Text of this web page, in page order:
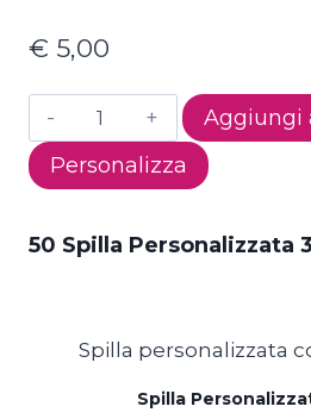
€ 5,00
50
Spilla
Personalizzata
quantità
Aggiungi
Personalizza
50 Spilla Personalizzata
Spilla personalizzata
Spilla